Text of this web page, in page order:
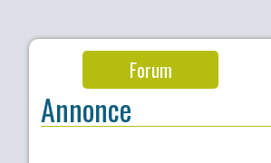
Forum
Annonce